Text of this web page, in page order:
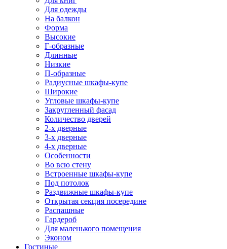
Для одежды
На балкон
Форма
Высокие
Г-образные
Длинные
Низкие
П-образные
Радиусные шкафы-купе
Широкие
Угловые шкафы-купе
Закругленный фасад
Количество дверей
2-х дверные
3-х дверные
4-х дверные
Особенности
Во всю стену
Встроенные шкафы-купе
Под потолок
Раздвижные шкафы-купе
Открытая секция посередине
Распашные
Гардероб
Для маленького помещения
Эконом
Гостиные